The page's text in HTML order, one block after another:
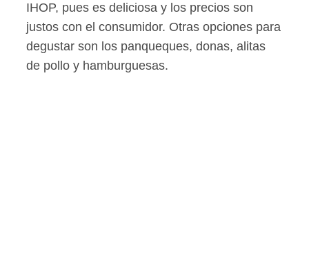
IHOP, pues es deliciosa y los precios son
justos con el consumidor. Otras opciones para
degustar son los panqueques, donas, alitas
de pollo y hamburguesas.